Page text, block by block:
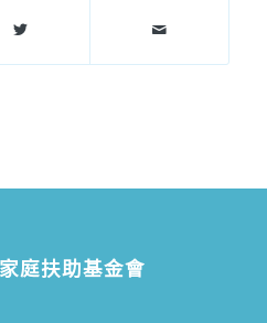
庭扶助基金會